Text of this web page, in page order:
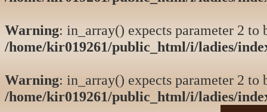
Warning: in_array() expects parameter 2 to
/home/kir019261/public_html/i/ladies/
Warning: in_array() expects parameter 2 to
/home/kir019261/public_html/i/ladies/